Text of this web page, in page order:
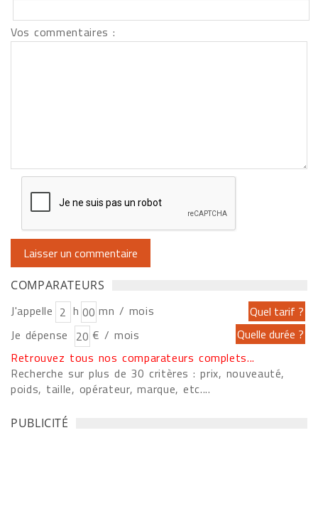
Vos commentaires :
COMPARATEURS
J'appelle h
mn / mois
Je dépense
€ / mois
Retrouvez tous nos comparateurs complets...
Recherche sur plus de 30 critères : prix, nouveauté,
poids, taille, opérateur, marque, etc....
PUBLICITÉ